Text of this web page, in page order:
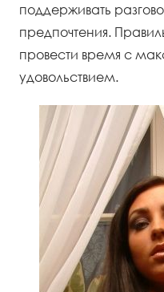
поддерживать
предпочтения.
провести время с
удовольствием.